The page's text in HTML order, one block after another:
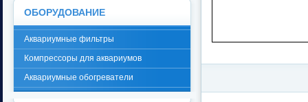
ОБОРУДОВАНИЕ
Аквариумные фильтры
Компрессоры для аквариумов
Аквариумные обогреватели